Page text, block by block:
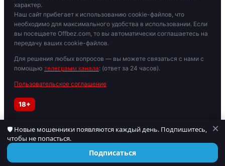
характер.
Наш сайт прибегает к использованию cookie-файлов, что
необходимо для максимального удобства в использовании. Если
вы посещаете Offbez.com, то вы автоматически соглашаетесь на
передачу ваших cookie-файлов.
Для решения любых вопросов — вы можете связаться с нами с
помощью телеграмм канала: (ответ за 24 часов).
Пользовательское соглашение
18+
Играйте осторожно. При признаках зависимости обратитесь к
специалисту. Материалы для лиц старше 18 лет.
🛡 Новые мошенники появляются каждый день. Подпишитесь,
чтобы не попасться.
Подписаться
×